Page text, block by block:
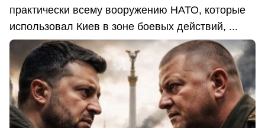
практически всему вооружению НАТО, которые
использовал Киев в зоне боевых действий, ...